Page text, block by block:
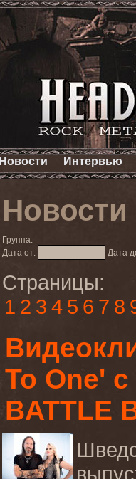
Новости Интервью
Новости
Группа:
Дата от:
Дата
Страницы:
1 2 3 4 5 6 7 8
To One'
BATTLE